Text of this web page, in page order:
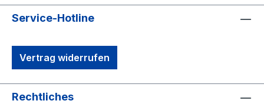
Service-Hotline
Vertrag widerrufen
Rechtliches